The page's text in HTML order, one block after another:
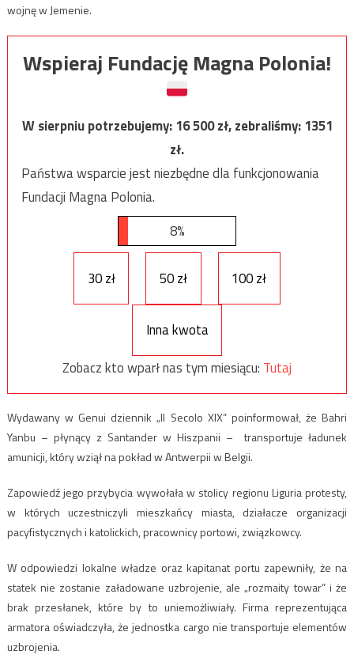
wojnę w Jemenie.
Wspieraj Fundację Magna Polonia!
W sierpniu potrzebujemy:16 500zł, zebraliśmy:1351
zł.
Państwa wsparcie jest niezbędne dla funkcjonowania
Fundacji Magna Polonia.
8%
30 zł 50 zł 100 zł
Inna kwota
Zobacz kto wparł nas tym miesiącu: Tutaj
Wydawany w Genui dziennik „Il Secolo XIX” poinformował, że Bahri
Yanbu – płynący z Santander w Hiszpanii – transportuje ładunek
amunicji, który wziął na pokład w Antwerpii w Belgii.
Zapowiedź jego przybycia wywołała w stolicy regionu Liguria protesty,
w których uczestniczyli mieszkańcy miasta, działacze organizacji
pacyfistycznych i katolickich, pracownicy portowi, związkowcy.
W odpowiedzi lokalne władze oraz kapitanat portu zapewniły, że na
statek nie zostanie załadowane uzbrojenie, ale „rozmaity towar” i że
brak przesłanek, które by to uniemożliwiały. Firma reprezentująca
armatora oświadczyła, że jednostka cargo nie transportuje elementów
uzbrojenia.